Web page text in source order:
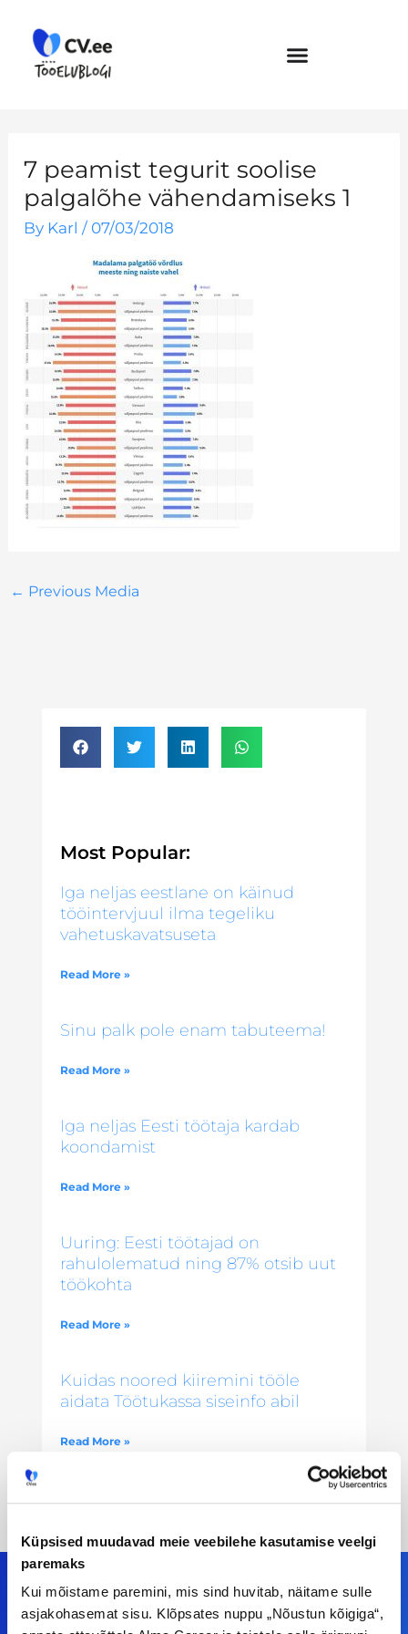
Küpsised muudavad meie veebilehe kasutamise veelgi
paremaks
Kui mõistame paremini, mis sind huvitab, näitame sulle
asjakohasemat sisu. Klõpsates nuppu „Nõustun kõigiga“,
content
7 peamist tegurit soolise
palgalõhe vähendamiseks 1
By Karl/ 07/03/2018
← Previous Media
Most Popular:
Iga neljas eestlane on käinud
tööintervjuul ilma tegeliku
vahetuskavatsuseta
Read More »
Sinu palk pole enam tabuteema!
Read More »
Iga neljas Eesti töötaja kardab
koondamist
Read More »
Uuring: Eesti töötajad on
rahulolematud ning 87% otsib uut
töökohta
Read More »
Kuidas noored kiiremini tööle
aidata Töötukassa siseinfo abil
Read More »